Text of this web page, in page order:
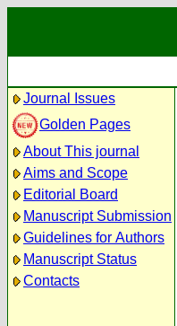
Journal Issues
Golden Pages
About This journal
Aims and Scope
Editorial Board
Manuscript Submission
Guidelines for Authors
Manuscript Status
Contacts